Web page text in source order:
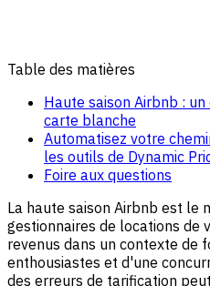
Table des matières
Haute saison Airbnb :
carte blanche
Automatisez votre
les outils de Dynamic
Foire aux questions
La haute saison Airbnb est le
gestionnaires de locations de
revenus dans un contexte de
enthousiastes et d'une
des erreurs de tarification